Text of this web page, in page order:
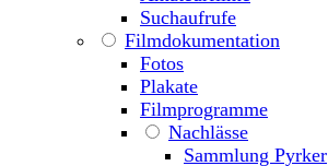
Suchaufrufe
Filmdokumentation
Fotos
Plakate
Filmprogramme
Nachlässe
Sammlung Pyrker